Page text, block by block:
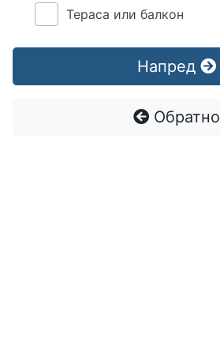
Тераса или балкон
Напред
Обратно